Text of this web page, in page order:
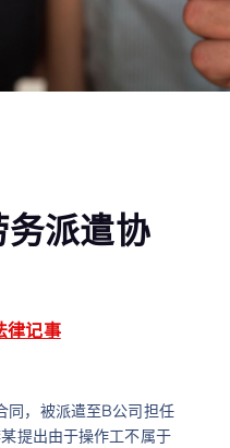
派遣协
律记事
，被派遣至B公司担任
提出由于操作工不属于